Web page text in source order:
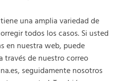
una amplia variedad de
todos los casos. Si usted
en nuestra web, puede
de nuestro correo
seguidamente nosotros